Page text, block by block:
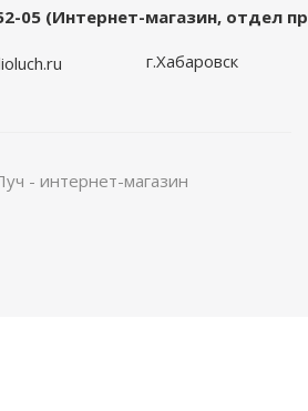
05 (Интернет-магазин, отдел
г.Хабаровск
- интернет-магазин